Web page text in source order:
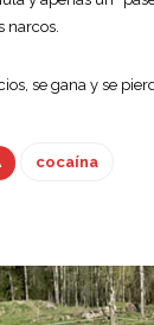
narcos.
se gana y se
cocaína